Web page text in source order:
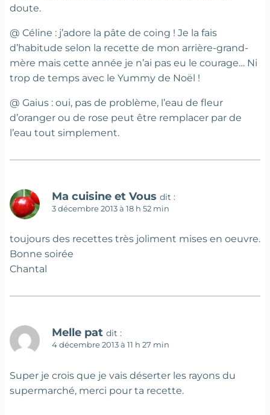
doute.
@ Céline : j’adore la pâte de coing ! Je la fais
d’habitude selon la recette de mon arrière-grand-
mère mais cette année je n’ai pas eu le courage… Ni
trop de temps avec le Yummy de Noël !
@ Gaius : oui, pas de problème, l’eau de fleur
d’oranger ou de rose peut être remplacer par de
l’eau tout simplement.
Ma cuisine et Vous dit :
3 décembre 2013 à 18 h 52 min
toujours des recettes très joliment mises en oeuvre.
Bonne soirée
Chantal
Melle pat dit :
4 décembre 2013 à 11 h 27 min
Super je crois que je vais déserter les rayons du
supermarché, merci pour ta recette.